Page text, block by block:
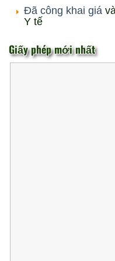
Đã công khai giá
Y tế
Giấy phép mới nhất